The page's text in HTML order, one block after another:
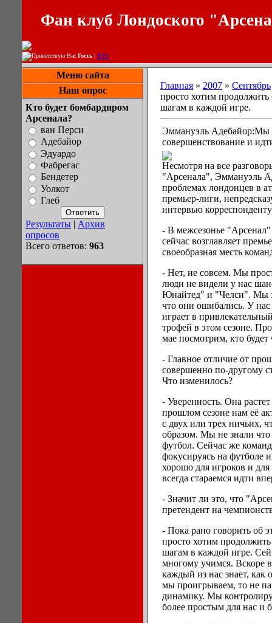
Фан клуб Лондоского
Приветствую Вас Гость | RSS
Меню сайта
Наш опрос
Кто будет бомбардиром
Арсенала?
ван Перси
Адебайор
Эдуардо
Фабрегас
Бендетер
Уолкот
Глеб
Результаты | Архив
опросов
Всего ответов: 963
Главная » 2007 » Сентябрь
просто хотим
шагам в каждой игре.
Эммануэль Адебайор:Мы
совершенствование и
Несмотря на все
"Арсенала", Эммануэль
проблемах лондонцев в
премьер-лиги,
интервью
- В межсезонье
сейчас возглавляет
своеобразная месть
- Нет, не совсем. Мы
люди не видели у нас
Юнайтед" и "Челси". Мы
что они ошибались. У нас
играет в
трофей в этом сезоне.
мае посмотрим, кто
- Главное отличие от
совершенно по-другому
Что изменилось?
- Уверенность. Она
прошлом сезоне нам её
с двух или трех ничьих,
образом. Мы не знали
футбол. Сейчас же
фокусируясь на футболе
хорошо для игроков и
всегда стараемся идти
- Значит ли это, что
претендент на
- Пока рано говорить об
просто хотим
шагам в каждой игре.
многому учимся. Вскоре
каждый из нас знает, как
мы проигрываем, то не
динамику. Мы
более простым для нас и